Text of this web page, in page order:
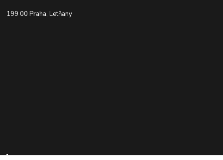
199 00 Praha, Letňany